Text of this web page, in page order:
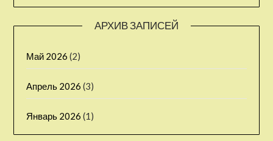
АРХИВ ЗАПИСЕЙ
Май 2026 (2)
Апрель 2026 (3)
Январь 2026 (1)